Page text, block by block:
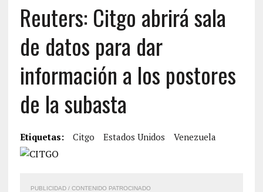
Reuters: Citgo abrirá sala
de datos para dar
información a los postores
de la subasta
Etiquetas: Citgo Estados Unidos Venezuela
PUBLICIDAD / CONTENIDO PATROCINADO